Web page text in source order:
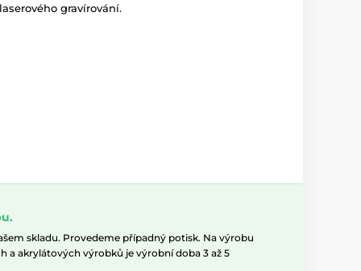
gravírování.
skladu. Provedeme případný potisk. Na výrobu
a akrylátových výrobků je výrobní doba 3 až 5